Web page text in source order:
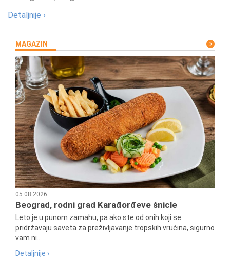
Detaljnije ›
MAGAZIN
05.08.2026
Beograd, rodni grad Karađorđeve šnicle
Leto je u punom zamahu, pa ako ste od onih koji se
pridržavaju saveta za preživljavanje tropskih vrućina, sigurno
vam ni...
Detaljnije ›